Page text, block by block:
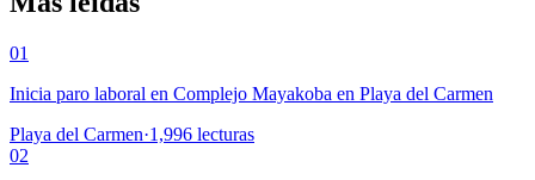
01
Inicia paro laboral en Complejo Mayakoba en Playa del Carmen
Playa del Carmen·1,996 lecturas
02